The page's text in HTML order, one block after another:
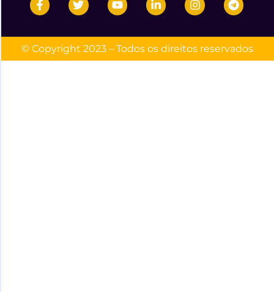
© Copyright 2023 – Todos os direitos reservados